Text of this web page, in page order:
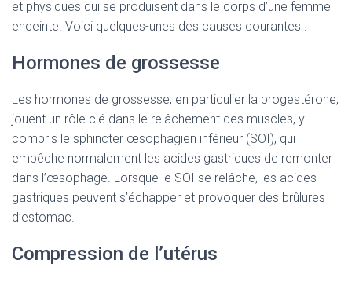
et physiques qui se produisent dans le corps d’une femme
enceinte. Voici quelques-unes des causes courantes :
Hormones de grossesse
Les hormones de grossesse, en particulier la progestérone,
jouent un rôle clé dans le relâchement des muscles, y
compris le sphincter œsophagien inférieur (SOI), qui
empêche normalement les acides gastriques de remonter
dans l’œsophage. Lorsque le SOI se relâche, les acides
gastriques peuvent s’échapper et provoquer des brûlures
d’estomac.
Compression de l’utérus